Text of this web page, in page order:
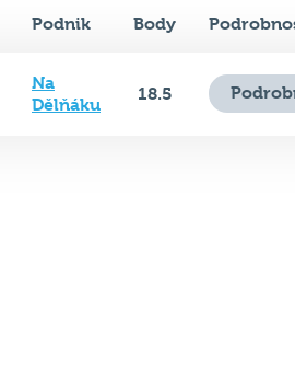
Podnik Body
Na
Dělňáku
18.5